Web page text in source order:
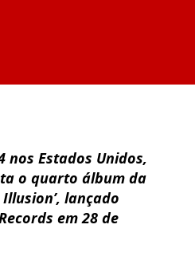
nos Estados Unidos,
o quarto álbum da
lançado
em 28 de